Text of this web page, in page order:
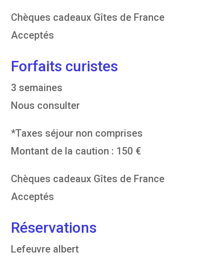
Chèques cadeaux Gîtes de France
Acceptés
Forfaits curistes
3 semaines
Nous consulter
*Taxes séjour non comprises
Montant de la caution : 150 €
Chèques cadeaux Gîtes de France
Acceptés
Réservations
Lefeuvre albert